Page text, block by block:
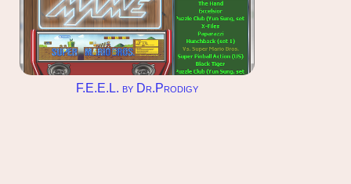
F.E.E.L. by Dr.Prodigy